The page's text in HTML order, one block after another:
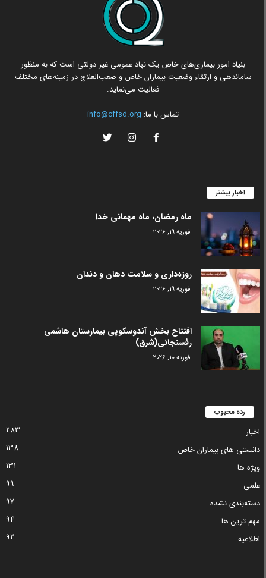
بنیاد امور بیماری‌های خاص یک نهاد عمومی غیر دولتی است که به منظور
ساماندهی و ارتقاء وضعیت بیماران خاص و صعب‌العلاج در زمینه‌های مختلف
فعالیت می‌نماید.
تماس با ما: info@cffsd.org
اخبار بیشتر
ماه رمضان، ماه مهمانی خدا
فوریه 19, 2026
روزه‌داری و سلامت دهان و دندان
فوریه 19, 2026
افتتاح بخش آندوسکوپی بیمارستان هاشمی
رفسنجانی(شرق)
فوریه 10, 2026
رده محبوب
اخبار
283
دانستی های بیماران خاص
138
ویژه ها
131
علمی
99
دسته‌بندی نشده
97
مهم ترین ها
94
اطلاعیه
92